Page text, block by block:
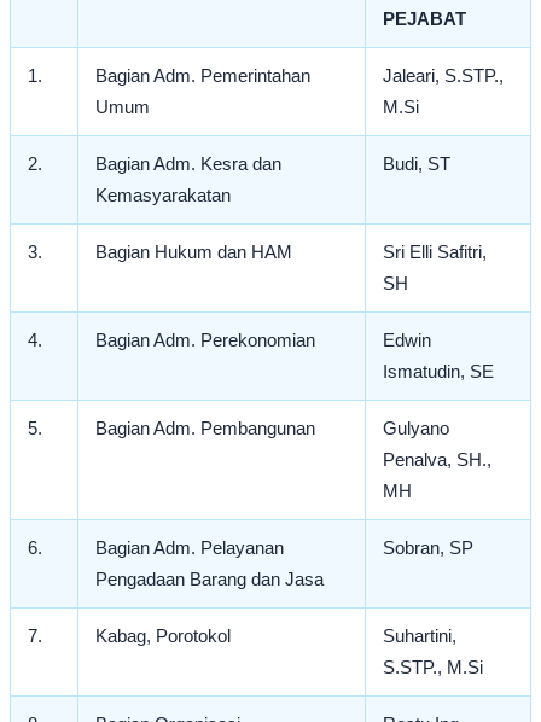
PEJABAT
1.
Bagian Adm. Pemerintahan
Umum
Jaleari, S.STP.,
M.Si
2.
Bagian Adm. Kesra dan
Kemasyarakatan
Budi, ST
3. Bagian Hukum dan HAM
Sri Elli Safitri,
SH
4. Bagian Adm. Perekonomian
Edwin
Ismatudin, SE
5. Bagian Adm. Pembangunan
Gulyano
Penalva, SH.,
MH
6.
Bagian Adm. Pelayanan
Pengadaan Barang dan Jasa
Sobran, SP
7. Kabag, Porotokol
Suhartini,
S.STP., M.Si